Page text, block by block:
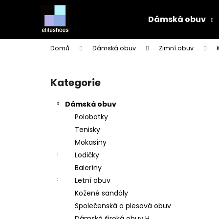
Dámská obuv
Domů Dámská obuv Zimní obuv
Přeskočit
kategorie
Kategorie
Dámská obuv
Polobotky
Tenisky
Mokasíny
Lodičky
Baleríny
Letní obuv
Kožené sandály
Společenská a plesová obuv
í
Zpět
do
obchodu
Zpět
do
obchodu